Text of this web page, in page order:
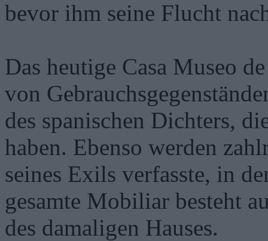
bevor ihm seine Flucht
Das heutige Casa Museo
von
des spanischen Dichters,
haben. Ebenso werden
seines Exils verfasste, in
gesamte Mobiliar besteht
des damaligen Hauses.